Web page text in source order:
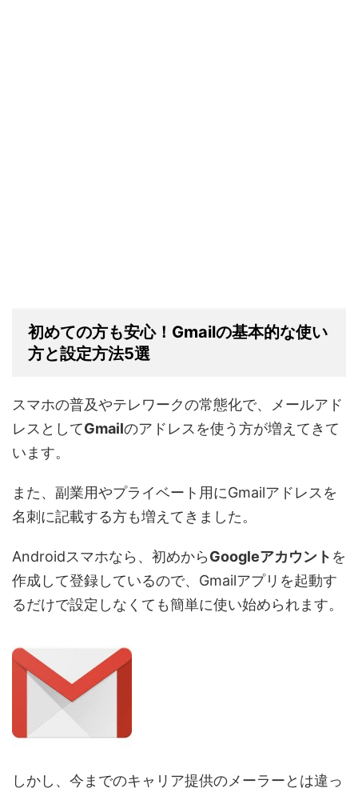
初めての方も安心！Gmailの基本的な使い
方と設定方法5選
スマホの普及やテレワークの常態化で、メールアド
レスとしてGmailのアドレスを使う方が増えてきて
います。
また、副業用やプライベート用にGmailアドレスを
名刺に記載する方も増えてきました。
Androidスマホなら、初めからGoogleアカウント を
作成して登録しているので、Gmailアプリを起動す
るだけで設定しなくても簡単に使い始められます。
しかし、今までのキャリア提供のメーラーとは違っ